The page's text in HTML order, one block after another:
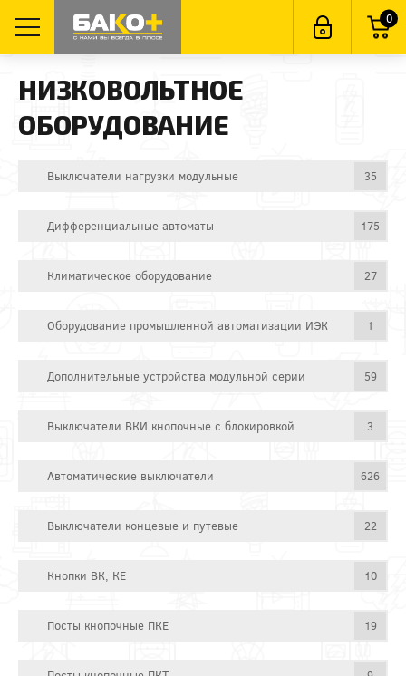
0
НИЗКОВОЛЬТНОЕ
ОБОРУДОВАНИЕ
Выключатели нагрузки модульные 35
Дифференциальные автоматы 175
Климатическое оборудование 27
Оборудование промышленной автоматизации ИЭК 1
Дополнительные устройства модульной серии 59
Выключатели ВКИ кнопочные с блокировкой 3
Автоматические выключатели 626
Выключатели концевые и путевые 22
Кнопки ВК, КЕ 10
Посты кнопочные ПКЕ 19